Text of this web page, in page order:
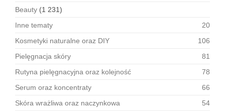
Beauty (1 231)
Inne tematy
20
Kosmetyki naturalne oraz DIY
106
Pielęgnacja skóry
81
Rutyna pielęgnacyjna oraz kolejność
78
Serum oraz koncentraty
66
Skóra wrażliwa oraz naczynkowa
54